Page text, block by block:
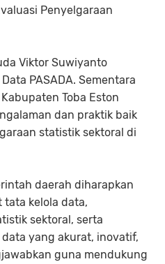
Penyelgaraan
Viktor Suwiyanto
PASADA. Sementara
Toba Eston
dan praktik baik
statistik sektoral di
daerah diharapkan
tata kelola data,
sektoral, serta
yang akurat, inovatif,
guna mendukung